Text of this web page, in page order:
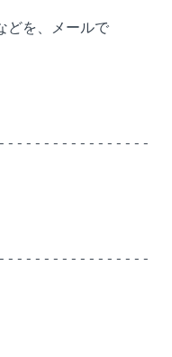
どを、メールで